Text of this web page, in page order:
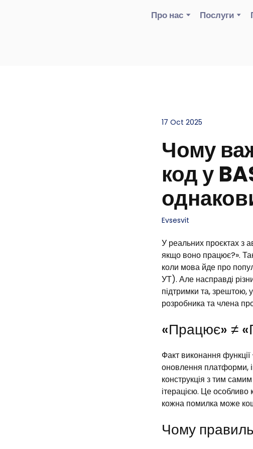
Про нас Послуги
17 Oct 2025
Чому
код у
Evsesvit
У реальних проєктах з
якщо воно працює?».
коли мова йде про
УТ). Але насправді
підтримки та, зрештою,
розробника та члена
«Працює» ≠
Факт виконання
оновлення платформи,
конструкція з тим
ітерацією. Це
кожна помилка може
Чому